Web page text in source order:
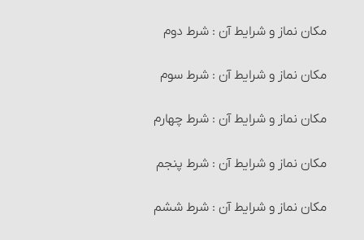
نصاب گاو
نصاب گوسفند
زکات نقدین‏
نصاب طلا و نقره‏
زکات گندم، جو، خرما و کشمش (غلّات چهارگانه)
روزه‏های مکروه
روزۀ مستحبی
خودداری از مبطلات روزه برای غیر روزه‎دار
آنچه برای روزه‏ دار مکروه است
راه ثابت شدن اوّل و آخر هر ماه‏
چگونگی نجس شدن چیزهای پاک‏
سایر احکام نجاسات
1- آب‏
شستن ظروف با آب قلیل
2- زمین‏
مرتد و احکام آن‏
احکام مرتدّ فطری
احکام مرتد ملّی
حکم سایر حدود و تعزیرات‏
احکام قصاص و دیات‏
مکان نماز و شرایط آن : شرط دوم
مکان نماز و شرایط آن : شرط سوم
مکان نماز و شرایط آن : شرط چهارم
مکان نماز و شرایط آن : شرط پنجم
مکان نماز و شرایط آن : شرط ششم